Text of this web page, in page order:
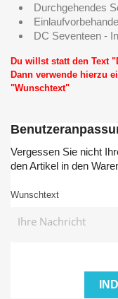
Durchgehendes
DC Seventeen -
Du willst statt den Text
Dann verwende hierzu
"Wunschtext"
Vergessen Sie nicht
den Artikel in den
Wunschtext